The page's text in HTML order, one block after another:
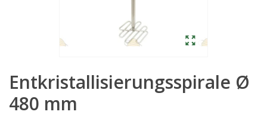
Entkristallisierungsspirale Ø
480 mm